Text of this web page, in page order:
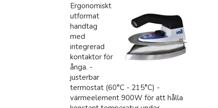
Ergonomiskt
utformat
handtag
med
integrerad
kontaktor för
ånga. -
justerbar
termostat (60°C - 215°C) -
värmeelement 900W för att hålla